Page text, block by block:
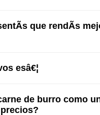
que rendÃ­s
esâ€¦
de burro como